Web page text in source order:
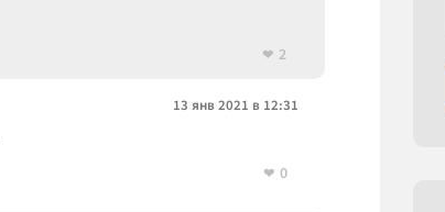
2
13 янв 2021 в 12:31
0